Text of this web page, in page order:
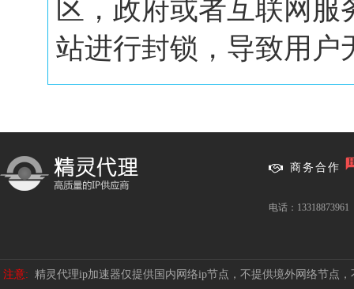
区，政府或者互联网
站进行封锁，导致用户
商务合作
电话：13318873961
注意: 精灵代理ip加速器仅提供国内网络ip节点，不提供境外网络节点